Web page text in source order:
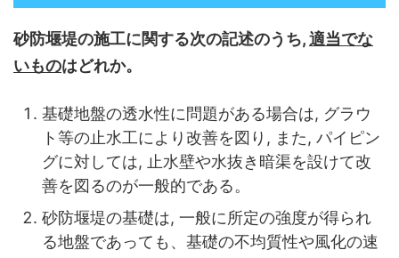
砂防堰堤の施工に関する次の記述のうち,適当でな
いものはどれか。
基礎地盤の透水性に問題がある場合は, グラウ
ト等の止水工により改善を図り, また, パイピン
グに対しては, 止水壁や水抜き暗渠を設けて改
善を図るのが一般的である。
砂防堰堤の基礎は, 一般に所定の強度が得られ
る地盤であっても、基礎の不均質性や風化の速